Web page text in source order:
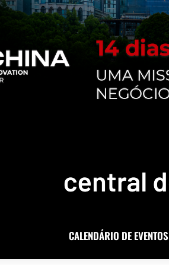
CALENDÁRIO DE EVENTOS